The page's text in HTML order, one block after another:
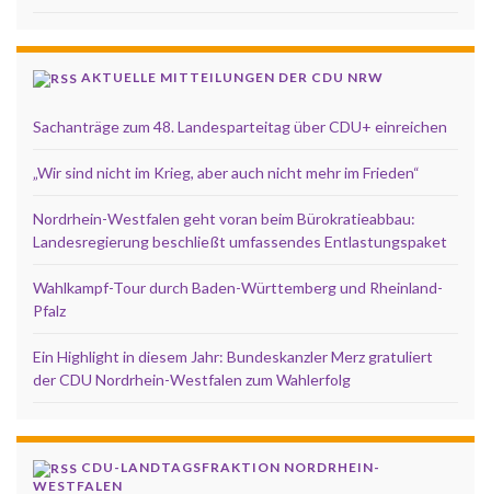
AKTUELLE MITTEILUNGEN DER CDU NRW
Sachanträge zum 48. Landesparteitag über CDU+ einreichen
„Wir sind nicht im Krieg, aber auch nicht mehr im Frieden“
Nordrhein-Westfalen geht voran beim Bürokratieabbau:
Landesregierung beschließt umfassendes Entlastungspaket
Wahlkampf-Tour durch Baden-Württemberg und Rheinland-
Pfalz
Ein Highlight in diesem Jahr: Bundeskanzler Merz gratuliert
der CDU Nordrhein-Westfalen zum Wahlerfolg
CDU-LANDTAGSFRAKTION NORDRHEIN-
WESTFALEN